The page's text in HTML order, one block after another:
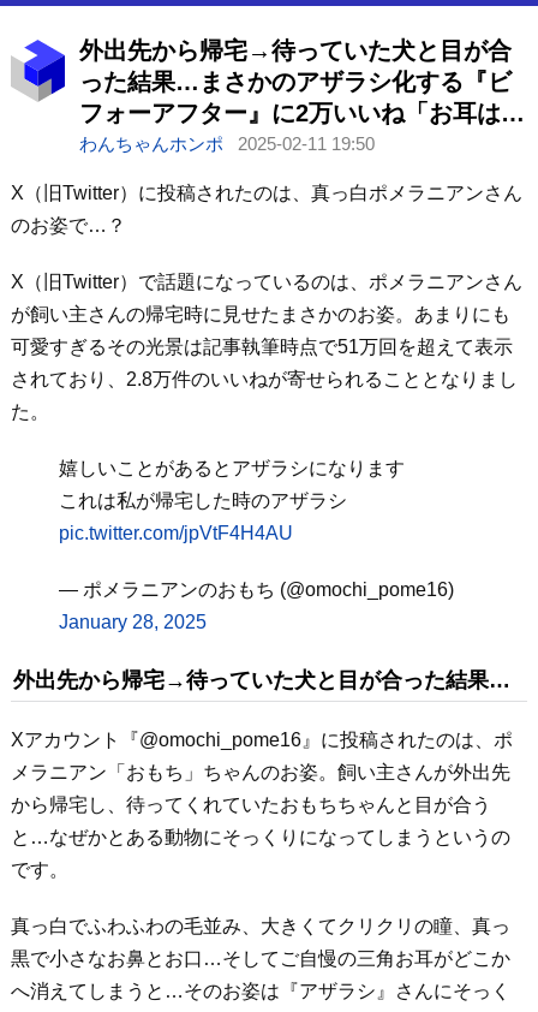
外出先から帰宅→待っていた犬と目が合
った結果…まさかのアザラシ化する『ビ
フォーアフター』に2万いいね「お耳は正
直ｗ」「かわいい」と絶賛
わんちゃんホンポ 2025-02-11 19:50
X（旧Twitter）に投稿されたのは、真っ白ポメラニアンさん
のお姿で…？
X（旧Twitter）で話題になっているのは、ポメラニアンさん
が飼い主さんの帰宅時に見せたまさかのお姿。あまりにも
可愛すぎるその光景は記事執筆時点で51万回を超えて表示
されており、2.8万件のいいねが寄せられることとなりまし
た。
嬉しいことがあるとアザラシになります
これは私が帰宅した時のアザラシ
pic.twitter.com/jpVtF4H4AU
— ポメラニアンのおもち (@omochi_pome16)
January 28, 2025
外出先から帰宅→待っていた犬と目が合った結果…
Xアカウント『@omochi_pome16』に投稿されたのは、ポ
メラニアン「おもち」ちゃんのお姿。飼い主さんが外出先
から帰宅し、待ってくれていたおもちちゃんと目が合う
と…なぜかとある動物にそっくりになってしまうというの
です。
真っ白でふわふわの毛並み、大きくてクリクリの瞳、真っ
黒で小さなお鼻とお口…そしてご自慢の三角お耳がどこか
へ消えてしまうと…そのお姿は『アザラシ』さんにそっく